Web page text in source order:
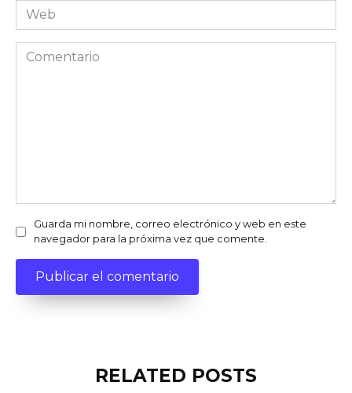
Web
Comentario
Guarda mi nombre, correo electrónico y web en este
navegador para la próxima vez que comente.
RELATED POSTS